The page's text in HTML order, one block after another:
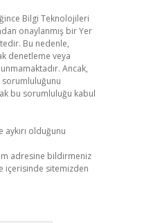
Bilgi Teknolojileri
onaylanmış bir Yer
Bu nedenle,
denetleme veya
Ancak,
sorumluluğunu
bu sorumluluğu kabul
olduğunu
adresine bildirmeniz
içerisinde sitemizden